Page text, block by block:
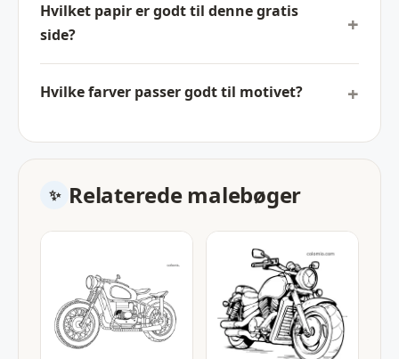
Hvilket papir er godt til denne gratis
side?
Hvilke farver passer godt til motivet?
Relaterede malebøger